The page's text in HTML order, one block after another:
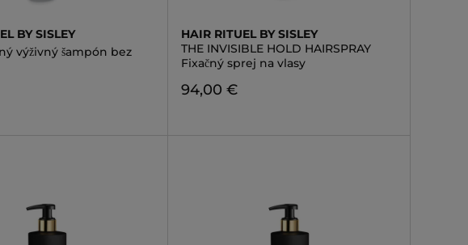
BY SISLEY
výživný šampón bez
HAIR RITUEL BY SISLEY
THE INVISIBLE HOLD HAIRSPRAY
Fixačný sprej na vlasy
94,00 €